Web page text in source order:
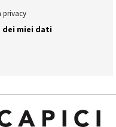
privacy
miei dati